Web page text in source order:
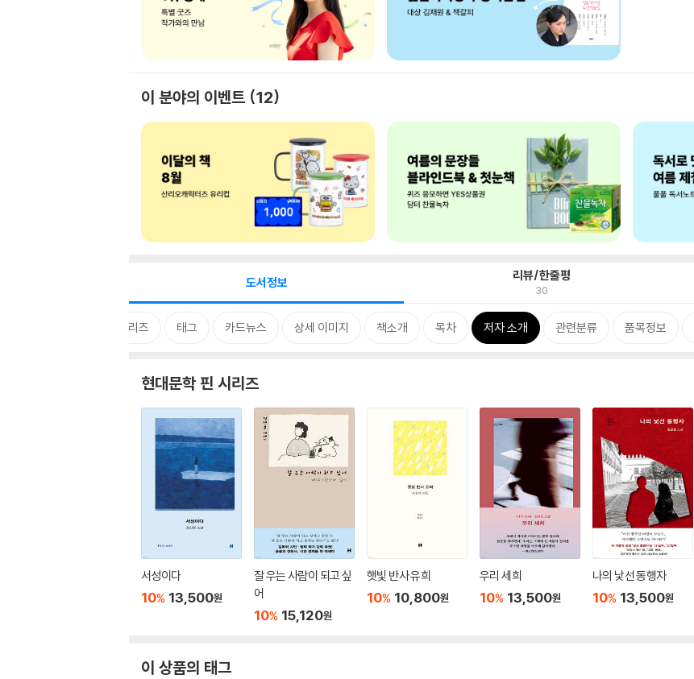
이 분야의 이벤트 12
도서정보 리뷰/한줄평
30
시리즈 태그 카드뉴스 상세 이미지 책소개 목차 저자 소개 관련분류 품목정보
현대문학 핀 시리즈
서성이다
10% 13,500원
잘 우는 사람이 되고 싶
어
10% 15,120원
햇빛 반사 유희
10% 10,800원
우리 세희
10% 13,500원
나의 낯선 동행자
10% 13,500원
이 상품의 태그